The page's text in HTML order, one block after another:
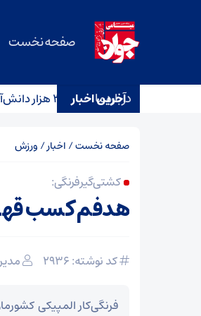
صفحه نخست
درباره ما
آخرین اخبار
صفحه نخست/ اخبار/ ورزش
کشتی‌گیر فرنگی‌:
هدفم کسب
کد نوشته: 2936
فرنگی‌کار المپیکی